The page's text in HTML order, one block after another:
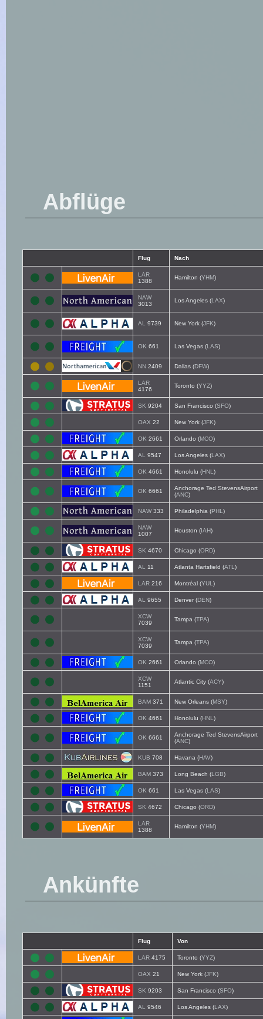
Abflüge
Flug Nach
LAR
1388
Hamilton (YHM)
NAW
3013
Los Angeles (LAX)
AL 9739 New York (JFK)
OK 661 Las Vegas (LAS)
NN 2409 Dallas (DFW)
LAR
4176
Toronto (YYZ)
SK 9204 San Francisco (SFO)
OAX 22 New York (JFK)
OK 2661 Orlando (MCO)
AL 9547 Los Angeles (LAX)
OK 4661 Honolulu (HNL )
OK 6661
Anchorage Ted StevensAirport
(ANC)
NAW333 Philadelphia (PHL )
NAW
1007
Houston (IAH)
SK 4670 Chicago (ORD)
AL 11 Atlanta Hartsfield (ATL )
LAR 216 Montréal (YUL )
AL 9655 Denver (DEN)
XCW
7039
Tampa (TPA)
XCW
7039
Tampa (TPA)
OK 2661 Orlando (MCO)
XCW
1151
Atlantic City (ACY)
BAM 371 New Orleans (MSY)
OK 4661 Honolulu (HNL )
OK 6661
Anchorage Ted StevensAirport
(ANC)
KUB 708 Havana (HAV)
BAM 373 Long Beach (LGB)
OK 661 Las Vegas (LAS)
SK 4672 Chicago (ORD)
LAR
1388
Hamilton (YHM)
Ankünfte
Flug Von
LAR 4175 Toronto (YYZ)
OAX 21 New York (JFK)
SK 9203 San Francisco (SFO)
AL 9546 Los Angeles (LAX)